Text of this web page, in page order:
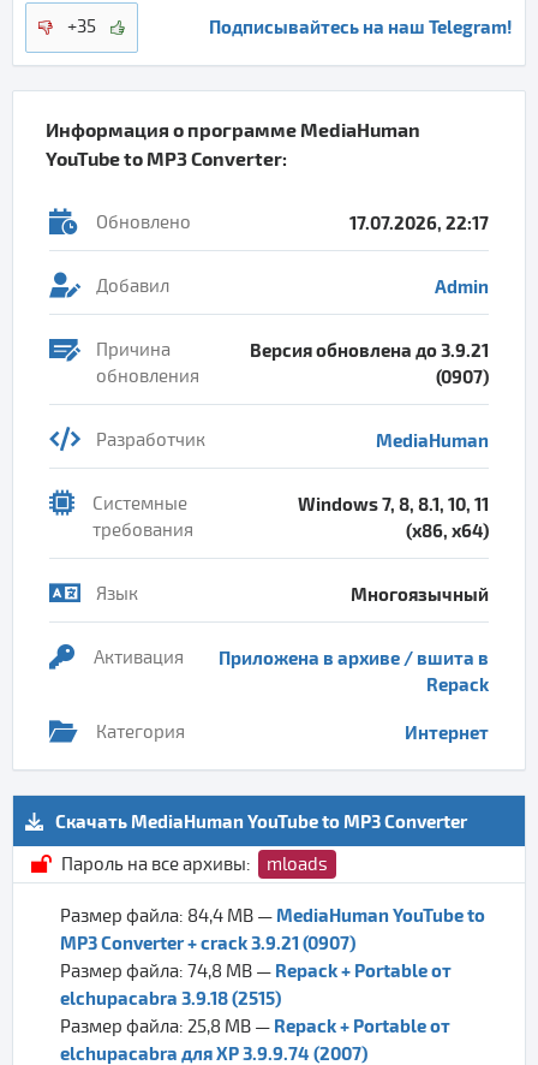
+35 Подписывайтесь на наш Telegram!
Информация о программе MediaHuman
YouTube to MP3 Converter:
Обновлено 17.07.2026, 22:17
Добавил Admin
Причина
обновления
Версия обновлена до 3.9.21
(0907)
Разработчик MediaHuman
Системные
требования
Windows 7, 8, 8.1, 10, 11
(x86, x64)
Язык Многоязычный
Активация
Приложена в архиве / вшита в
Repack
Категория Интернет
Скачать MediaHuman YouTube to MP3 Converter
Пароль на все архивы:
mloads
Размер файла: 84,4 MB — MediaHuman YouTube to
MP3 Converter + crack 3.9.21 (0907)
Размер файла: 74,8 MB — Repack + Portable от
elchupacabra 3.9.18 (2515)
Размер файла: 25,8 MB — Repack + Portable от
elchupacabra для XP 3.9.9.74 (2007)